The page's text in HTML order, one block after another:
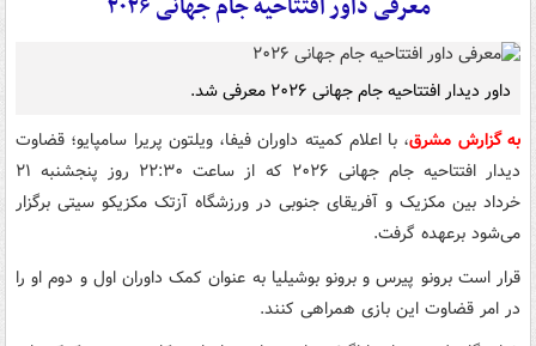
معرفی داور افتتاحیه جام جهانی ۲۰۲۶
داور دیدار افتتاحیه جام جهانی ۲۰۲۶ معرفی شد.
به گزارش مشرق، با اعلام کمیته داوران فیفا، ویلتون پریرا سامپایو؛ قضاوت
دیدار افتتاحیه جام جهانی ۲۰۲۶ که از ساعت ۲۲:۳۰ روز پنجشنبه ۲۱
خرداد بین مکزیک و آفریقای جنوبی در ورزشگاه آزتک مکزیکو سیتی برگزار
می‌شود برعهده گرفت.
قرار است برونو پیرس و برونو بوشیلیا به عنوان کمک داوران اول و دوم او را
در امر قضاوت این بازی همراهی کنند.